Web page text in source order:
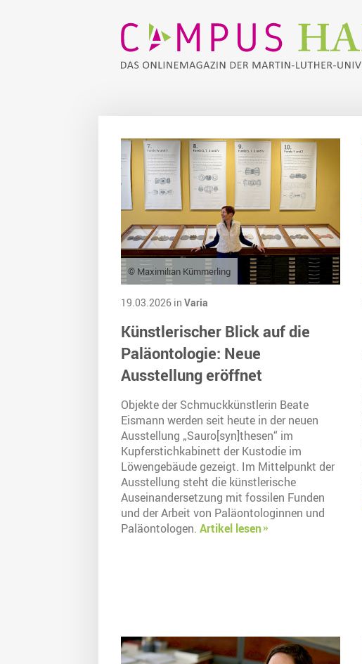
© Maximilian Kümmerling
19.03.2026 in Varia
Künstlerischer Blick auf die
Paläontologie: Neue
Ausstellung eröffnet
Objekte der Schmuckkünstlerin Beate
Eismann werden seit heute in der neuen
Ausstellung „Sauro[syn]thesen“ im
Kupferstichkabinett der Kustodie im
Löwengebäude gezeigt. Im Mittelpunkt der
Ausstellung steht die künstlerische
Auseinandersetzung mit fossilen Funden
und der Arbeit von Paläontologinnen und
Paläontologen. Artikel lesen